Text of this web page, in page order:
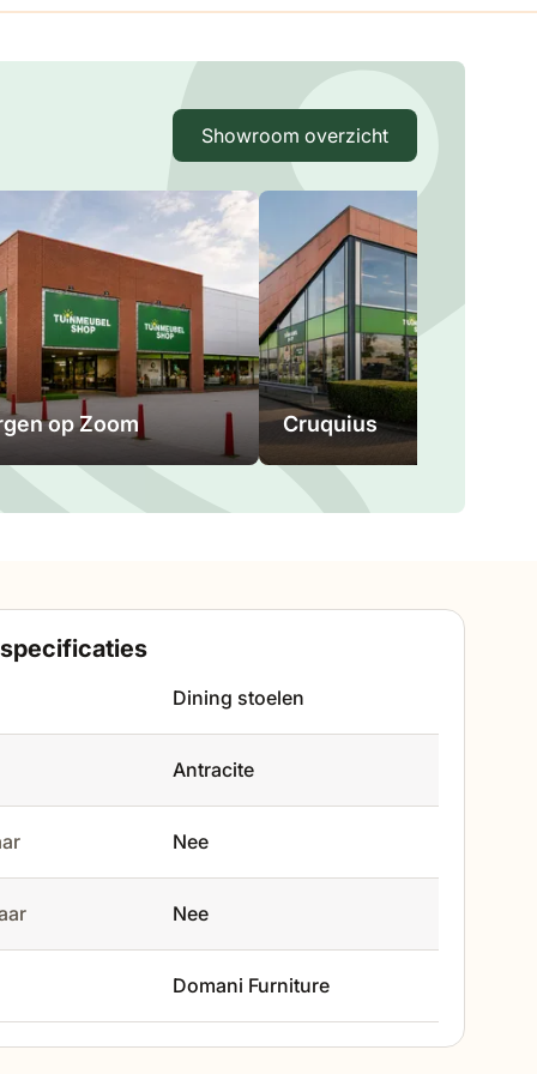
Showroom overzicht
op Zoom Cruquius
Dining stoelen
Antracite
Nee
Nee
Domani Furniture